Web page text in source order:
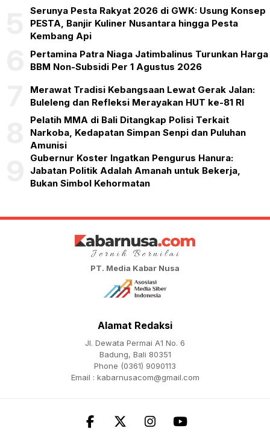
Serunya Pesta Rakyat 2026 di GWK: Usung Konsep
PESTA, Banjir Kuliner Nusantara hingga Pesta
Kembang Api
Pertamina Patra Niaga Jatimbalinus Turunkan Harga
BBM Non-Subsidi Per 1 Agustus 2026
Merawat Tradisi Kebangsaan Lewat Gerak Jalan:
Buleleng dan Refleksi Merayakan HUT ke-81 RI
Pelatih MMA di Bali Ditangkap Polisi Terkait
Narkoba, Kedapatan Simpan Senpi dan Puluhan
Amunisi
Gubernur Koster Ingatkan Pengurus Hanura:
Jabatan Politik Adalah Amanah untuk Bekerja,
Bukan Simbol Kehormatan
PT. Media Kabar Nusa
Alamat Redaksi
Jl. Dewata Permai A1 No. 6
Badung, Bali 80351
Phone (0361) 9090113
Email : kabarnusacom@gmail.com